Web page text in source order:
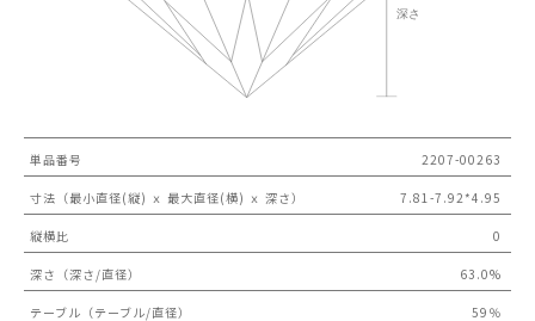
単品番号 2207-00263
寸法（最小直径(縦) ｘ 最大直径(横) ｘ 深さ） 7.81-7.92*4.95
縦横比 0
深さ（深さ/直径） 63.0%
テーブル（テーブル/直径） 59％